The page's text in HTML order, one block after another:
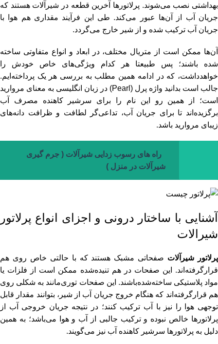
بهداشتی نصب می‌شوند. پرلاتورها آخرین قطعه در شیرآلات هستند که
جریان آب از ‌آن‌ها عبور می‌کند. طی این فرآیند مقداری هم هوا با
جریان آب ترکیب شده و از شیر خارج می‌گردد.
آن‌ها ممکن است از متریال مختلف، در ابعاد و انواع متفاوتی ساخته‌
شده‌ باشند؛ پس طبیعتا هر کدام ویژگی‌های خاص خودش را
خواهدداشت، که در ادامه همین مطلب به بررسی هر یک پرداخته‌ایم.
جالب است بدانید واژه پرل (Pearl) در زبان انگلیسی به معنای مروارید
است؛ از همین رو این نام را برای سرشیر کاهنده مصرف آب
برگزیده‌اند تا برای جریان آب، تداعی‌گر لطافت و ظرافت دانه‌های
زیبای مروارید باشد.
راه های رسوب زدایی شیرآلات ( جرم گیری
شیرآلات در منزل )
آشنایی با ساختار درونی و اجزای انواع پرلاتور
شیرالات
پرلاتور شیرآلات صفحاتی مشبک هستند که با حالتی خاص روی هم
قرارگرفته‌اند. این صفحات در هم تنیده‌شده ممکن است از فلزات یا
مواد پلاستیکی ساخته‌شده‌باشند. این صفحات توری‌مانند به شکلی روی
هم قرارگرفته‌اند که هنگام خروج جریان آب از شیر، بتوانند مقدار قابل
توجهی هوا را نیز با آب ترکیب کنند؛ در نتیجه جریان خروجی آب از
پرلاتورها خالص نبوده و ترکیب جالبی از آب و هوا می‌باشد؛ به همین
دلیل به پرلاتورها سرشیر کاهنده آب نیز می‌گویند.